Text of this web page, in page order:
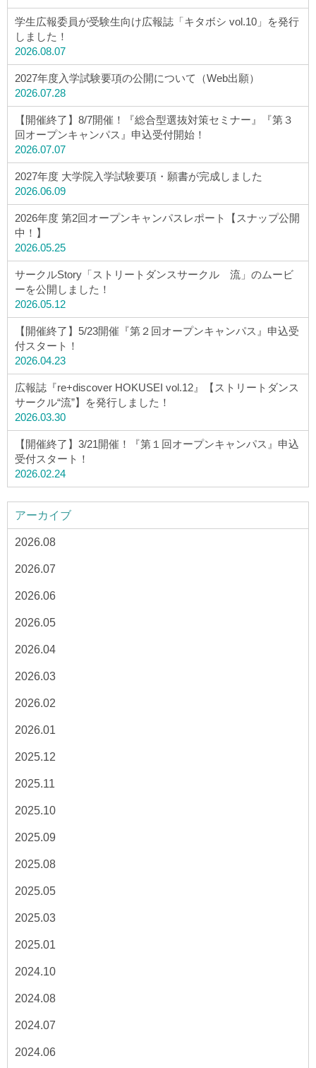
学生広報委員が受験生向け広報誌「キタボシ vol.10」を発行
しました！
2026.08.07
2027年度入学試験要項の公開について（Web出願）
2026.07.28
【開催終了】8/7開催！『総合型選抜対策セミナー』『第３
回オープンキャンパス』申込受付開始！
2026.07.07
2027年度 大学院入学試験要項・願書が完成しました
2026.06.09
2026年度 第2回オープンキャンパスレポート【スナップ公開
中！】
2026.05.25
サークルStory「ストリートダンスサークル 流」のムービ
ーを公開しました！
2026.05.12
【開催終了】5/23開催『第２回オープンキャンパス』申込受
付スタート！
2026.04.23
広報誌『re+discover HOKUSEI vol.12』【ストリートダンス
サークル“流”】を発行しました！
2026.03.30
【開催終了】3/21開催！『第１回オープンキャンパス』申込
受付スタート！
2026.02.24
アーカイブ
2026.08
2026.07
2026.06
2026.05
2026.04
2026.03
2026.02
2026.01
2025.12
2025.11
2025.10
2025.09
2025.08
2025.05
2025.03
2025.01
2024.10
2024.08
2024.07
2024.06